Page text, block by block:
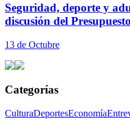
Seguridad, deporte y
discusión del
13 de Octubre
Categorías
CulturaDeportesEconomía